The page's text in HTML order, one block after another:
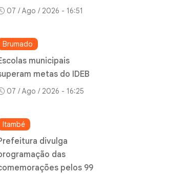
07 / Ago / 2026 - 16:51
Brumado
municipais
metas do IDEB
07 / Ago / 2026 - 16:25
Itambé
divulga
das
pelos 99